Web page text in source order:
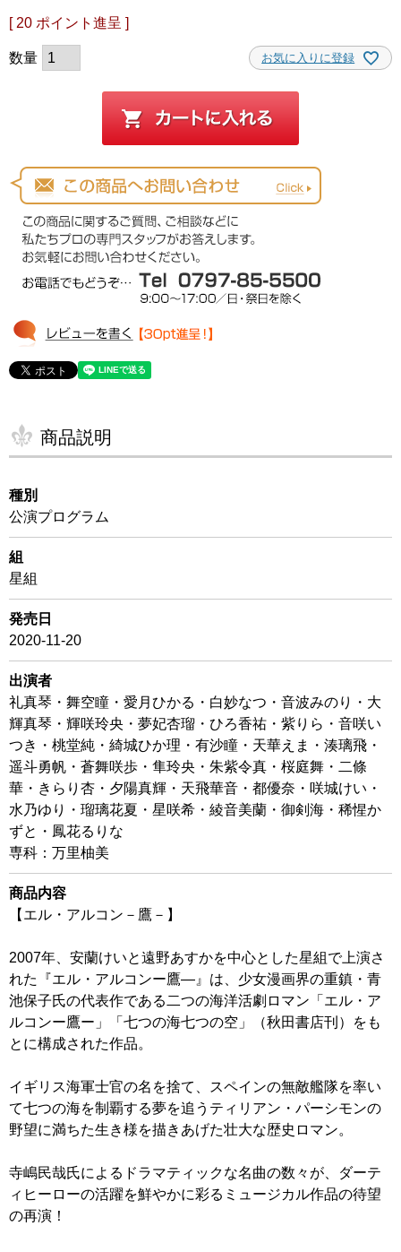
[ 20 ポイント進呈 ]
お気に入りに登録
商品説明
種別
公演プログラム
組
星組
発売日
2020-11-20
出演者
礼真琴・舞空瞳・愛月ひかる・白妙なつ・音波みのり・大
輝真琴・輝咲玲央・夢妃杏瑠・ひろ香祐・紫りら・音咲い
つき・桃堂純・綺城ひか理・有沙瞳・天華えま・湊璃飛・
遥斗勇帆・蒼舞咲歩・隼玲央・朱紫令真・桜庭舞・二條
華・きらり杏・夕陽真輝・天飛華音・都優奈・咲城けい・
水乃ゆり・瑠璃花夏・星咲希・綾音美蘭・御剣海・稀惺か
ずと・鳳花るりな
専科：万里柚美
商品内容
【エル・アルコン－鷹－】
2007年、安蘭けいと遠野あすかを中心とした星組で上演さ
れた『エル・アルコンー鷹―』は、少女漫画界の重鎮・青
池保子氏の代表作である二つの海洋活劇ロマン「エル・ア
ルコンー鷹ー」「七つの海七つの空」（秋田書店刊）をも
とに構成された作品。
イギリス海軍士官の名を捨て、スペインの無敵艦隊を率い
て七つの海を制覇する夢を追うティリアン・パーシモンの
野望に満ちた生き様を描きあげた壮大な歴史ロマン。
寺嶋民哉氏によるドラマティックな名曲の数々が、ダーテ
ィヒーローの活躍を鮮やかに彩るミュージカル作品の待望
の再演！